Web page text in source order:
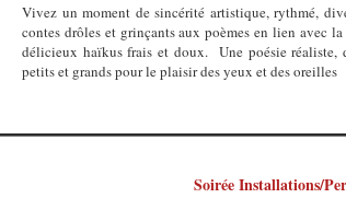
Vivez un moment de sincérité artistique, rythmé,
contes drôles et grinçants aux poèmes en lien avec
délicieux haïkus frais et doux. Une poésie réaliste,
petits et grands pour le plaisir des yeux et des oreilles
Soirée Installations/